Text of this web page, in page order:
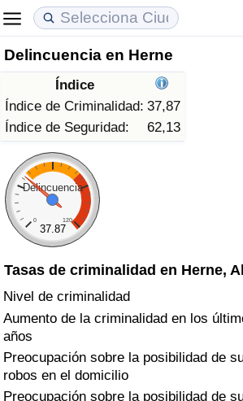
Delincuencia en Herne
Índice
Índice de Criminalidad: 37,87
Índice de Seguridad:
62,13
Delincuencia
0 120
37.87
Tasas de criminalidad en Herne,
Nivel de criminalidad
Aumento de la criminalidad en los
años
Preocupación sobre la posibilidad de
robos en el domicilio
Preocupación sobre la posibilidad de
Coste de vida
Índice de Costo de Vida (Actual)
Índice de Costo de Vida
Índice de costo de vida por país
en aqaba
Precios de las propiedades
Índice de Precios de Inmuebles
Índice de Precios de Inmuebles
Índice de Precios de Inmuebles por
Calidad de Vida
Índice de Calidad de Vida
Índice de Calidad de Vida (Actual)
Índice de calidad de vida por país
Delincuencia
Calificación del Índice de
(Actual)
Índice de Criminalidad
Índice de criminalidad por país